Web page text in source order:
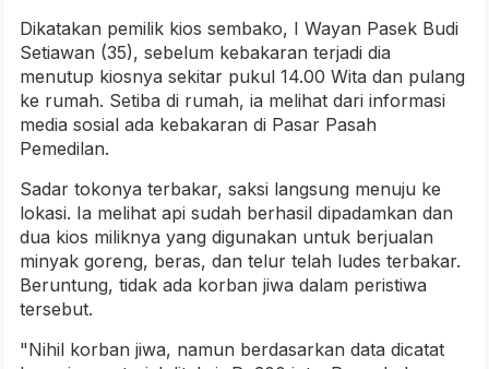
Dikatakan pemilik kios sembako, I Wayan Pasek Budi
Setiawan (35), sebelum kebakaran terjadi dia
menutup kiosnya sekitar pukul 14.00 Wita dan pulang
ke rumah. Setiba di rumah, ia melihat dari informasi
media sosial ada kebakaran di Pasar Pasah
Pemedilan.
Sadar tokonya terbakar, saksi langsung menuju ke
lokasi. Ia melihat api sudah berhasil dipadamkan dan
dua kios miliknya yang digunakan untuk berjualan
minyak goreng, beras, dan telur telah ludes terbakar.
Beruntung, tidak ada korban jiwa dalam peristiwa
tersebut.
"Nihil korban jiwa, namun berdasarkan data dicatat